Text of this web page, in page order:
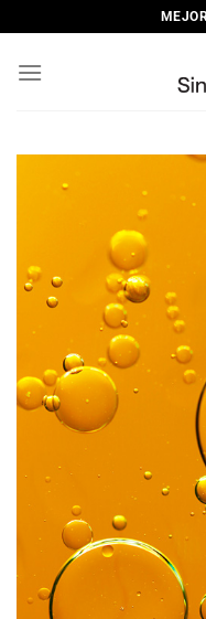
al
contenido